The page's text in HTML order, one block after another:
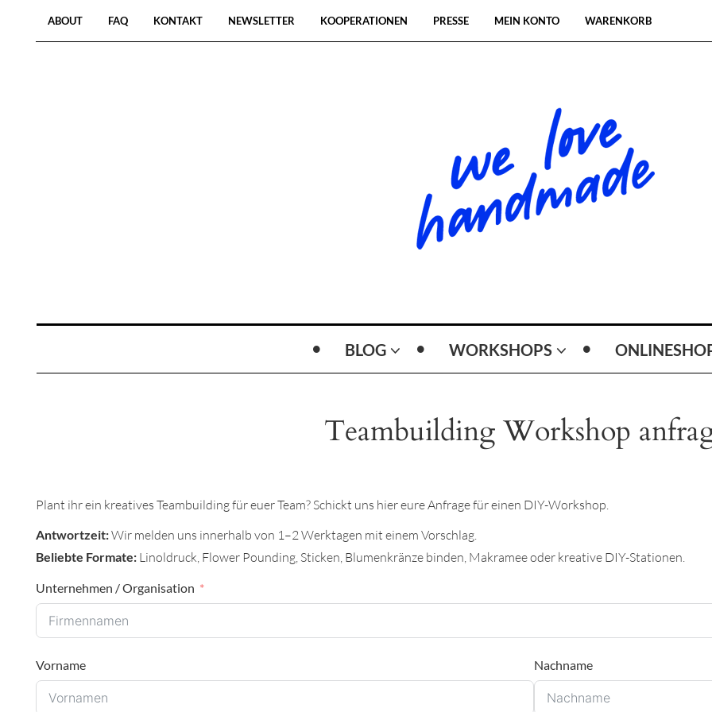
ABOUT FAQ KONTAKT NEWSLETTER KOOPERATIONEN PRESSE MEIN KONTO WARENKORB
BLOG WORKSHOPS
Teambuilding Workshop
Plant ihr ein kreatives Teambuilding für euer Team? Schickt uns hier eure Anfrage für einen DIY-Workshop.
Antwortzeit:Wir melden uns innerhalb von 1–2 Werktagen mit einem Vorschlag.
Beliebte Formate: Linoldruck, Flower Pounding, Sticken, Blumenkränze binden, Makramee oder kreative DIY-Stationen.
Unternehmen / Organisation
Vorname Nachname